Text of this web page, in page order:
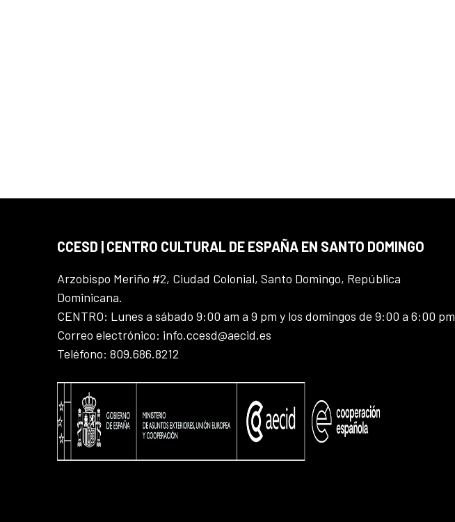
CCESD | CENTRO CULTURAL DE ESPAÑA EN SANTO DOMINGO
Arzobispo Meriño #2, Ciudad Colonial, Santo Domingo, República
Dominicana.
CENTRO: Lunes a sábado 9:00 am a 9 pm y los domingos de 9:00 a 6:00 pm
Correo electrónico: info.ccesd@aecid.es
Teléfono: 809.686.8212